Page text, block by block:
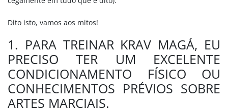
Dito isto, vamos aos mitos!
1. PARA TREINAR KRAV MAGÁ, EU
PRECISO TER UM EXCELENTE
CONDICIONAMENTO FÍSICO OU
CONHECIMENTOS PRÉVIOS SOBRE
ARTES MARCIAIS.